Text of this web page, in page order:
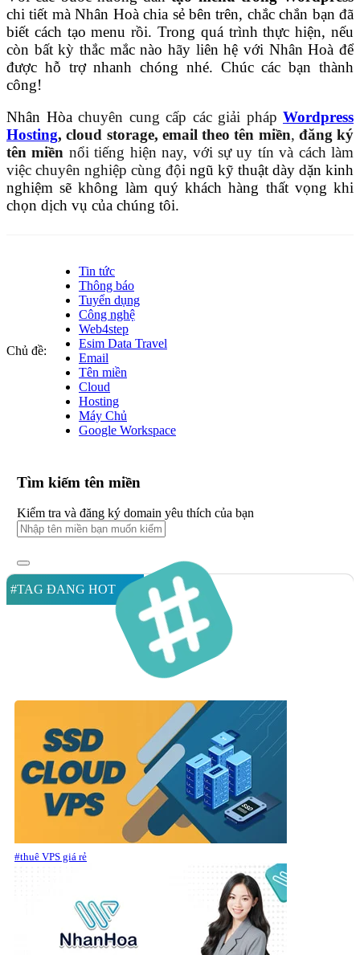
chi tiết mà Nhân Hoà chia sẻ bên trên, chắc chắn bạn đã
biết cách tạo menu rồi. Trong quá trình thực hiện, nếu
còn bất kỳ thắc mắc nào hãy liên hệ với Nhân Hoà để
được hỗ trợ nhanh chóng nhé. Chúc các bạn thành
công!
Nhân Hòa chuyên cung cấp các giải pháp Wordpress
Hosting, cloud storage, email theo tên miền, đăng ký
tên miền nổi tiếng hiện nay, với sự uy tín và cách làm
việc chuyên nghiệp cùng đội ngũ kỹ thuật dày dặn kinh
nghiệm sẽ không làm quý khách hàng thất vọng khi
chọn dịch vụ của chúng tôi.
Chủ đề:
Tin tức
Thông báo
Tuyển dụng
Công nghệ
Web4step
Esim Data Travel
Email
Tên miền
Cloud
Hosting
Máy Chủ
Google Workspace
Tìm kiếm tên miền
Kiểm tra và đăng ký domain yêu thích của bạn
#TAG ĐANG HOT
#thuê VPS giá rẻ